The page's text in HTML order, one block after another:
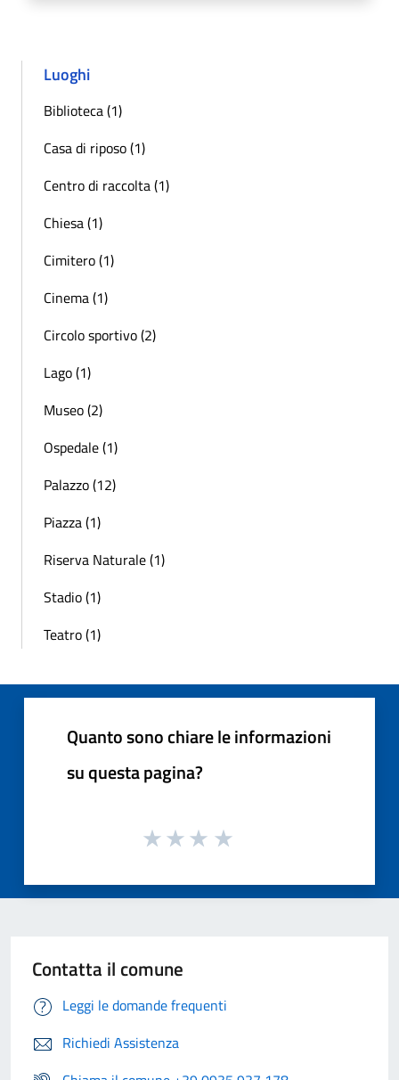
Luoghi
Biblioteca (1)
Casa di riposo (1)
Centro di raccolta (1)
Chiesa (1)
Cimitero (1)
Cinema (1)
Circolo sportivo (2)
Lago (1)
Museo (2)
Ospedale (1)
Palazzo (12)
Piazza (1)
Riserva Naturale (1)
Stadio (1)
Teatro (1)
Quanto sono chiare le informazioni
su questa pagina?
Contatta il comune
Leggi le domande frequenti
Richiedi Assistenza